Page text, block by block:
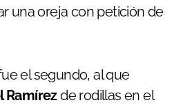
una oreja con petición de
el segundo, al que
Ramírezde rodillas en el